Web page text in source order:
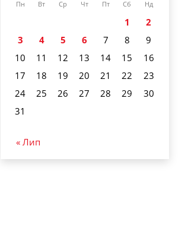
Пн Вт Ср Чт Пт Сб Нд
1
2
3
4 5 6 7 8
9
10
11 12 13 14 15
16
17
18 19 20 21 22
23
24
25 26 27 28 29
30
31
« Лип